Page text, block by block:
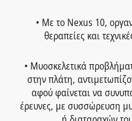
• Με το Nexus 10,
θεραπείες και
• Μυοσκελετικά
στην πλάτη,
αφού φαίνεται να
έρευνες, με συσσώρευση